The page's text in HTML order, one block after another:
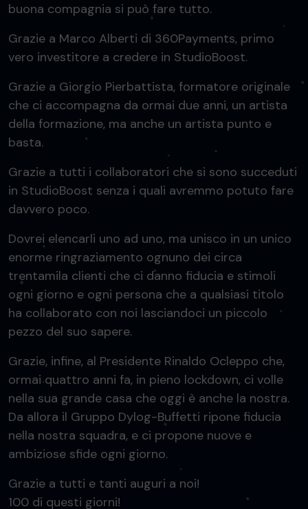
buona compagnia si può fare tutto.
Grazie a Marco Alberti di 360Payments, primo
vero investitore a credere in StudioBoost.
Grazie a Giorgio Pierbattista, formatore originale
che ci accompagna da ormai due anni, un artista
della formazione, ma anche un artista punto e
basta.
Grazie a tutti i collaboratori che si sono succeduti
in StudioBoost senza i quali avremmo potuto fare
davvero poco.
Dovrei elencarli uno ad uno, ma unisco in un unico
enorme ringraziamento ognuno dei circa
trentamila clienti che ci danno fiducia e stimoli
ogni giorno e ogni persona che a qualsiasi titolo
ha collaborato con noi lasciandoci un piccolo
pezzo del suo sapere.
Grazie, infine, al Presidente Rinaldo Ocleppo che,
ormai quattro anni fa, in pieno lockdown, ci volle
nella sua grande casa che oggi è anche la nostra.
Da allora il Gruppo Dylog-Buffetti ripone fiducia
nella nostra squadra, e ci propone nuove e
ambiziose sfide ogni giorno.
Grazie a tutti e tanti auguri a noi!
100 di questi giorni!